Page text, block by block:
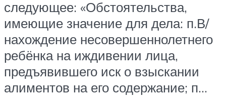
следующее: «Обстоятельства,
имеющие значение для дела: п.В/
нахождение несовершеннолетнего
ребёнка на иждивении лица,
предъявившего иск о взыскании
алиментов на его содержание; п…